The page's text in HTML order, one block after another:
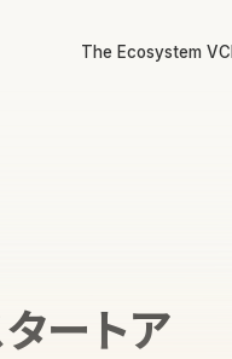
The Ecosystem VC
ートア